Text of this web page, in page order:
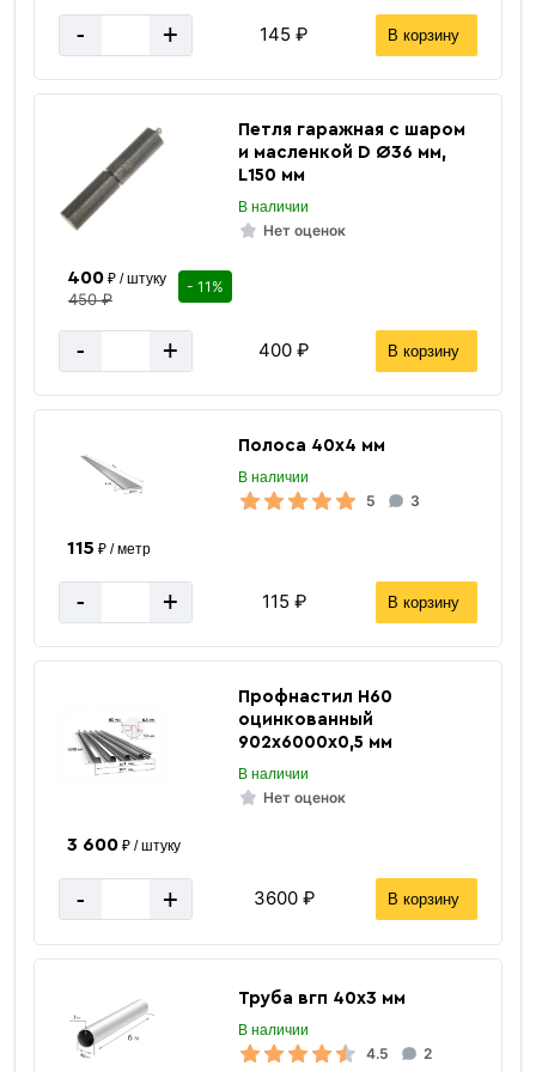
- + 145 ₽ В корзину
Петля гаражная с шаром
и масленкой D Ø36 мм,
L150 мм
В наличии
Нет оценок
400₽ / штуку
450 ₽
- 11%
- + 400 ₽ В корзину
Полоса 40х4 мм
В наличии
5 3
115 ₽ / метр
- + 115 ₽ В корзину
Профнастил Н60
оцинкованный
902х6000х0,5 мм
В наличии
Нет оценок
3 600₽ / штуку
- + 3600 ₽ В корзину
Труба вгп 40х3 мм
В наличии
4.5 2
горячекатаный
«Быстрый заказ»
Толщина
Цвет